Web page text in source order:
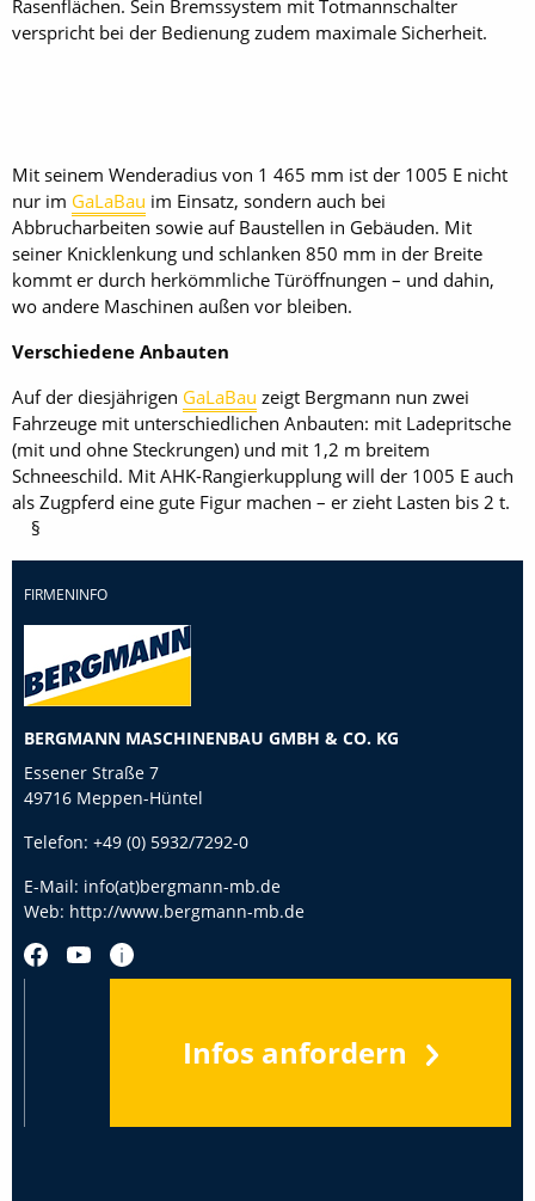
Rasenflächen. Sein Bremssystem mit Totmannschalter
verspricht bei der Bedienung zudem maximale Sicherheit.
Mit seinem Wenderadius von 1 465 mm ist der 1005 E nicht
nur im GaLaBau im Einsatz, sondern auch bei
Abbrucharbeiten sowie auf Baustellen in Gebäuden. Mit
seiner Knicklenkung und schlanken 850 mm in der Breite
kommt er durch herkömmliche Türöffnungen – und dahin,
wo andere Maschinen außen vor bleiben.
Verschiedene Anbauten
Auf der diesjährigen GaLaBau zeigt Bergmann nun zwei
Fahrzeuge mit unterschiedlichen Anbauten: mit Ladepritsche
(mit und ohne Steckrungen) und mit 1,2 m breitem
Schneeschild. Mit AHK-Rangierkupplung will der 1005 E auch
als Zugpferd eine gute Figur machen – er zieht Lasten bis 2 t.
§
FIRMENINFO
BERGMANN MASCHINENBAU GMBH & CO. KG
Essener Straße 7
49716 Meppen-Hüntel
Telefon: +49 (0) 5932/7292-0
E-Mail: info(at)bergmann-mb.de
Web: http://www.bergmann-mb.de
Infos anfordern